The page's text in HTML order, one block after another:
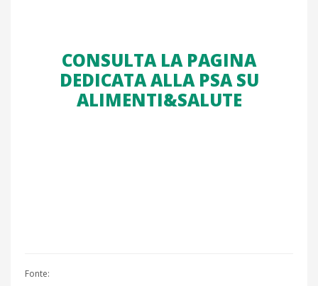
CONSULTA LA PAGINA
DEDICATA ALLA PSA SU
ALIMENTI&SALUTE
Fonte: